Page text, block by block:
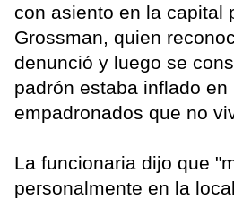
con asiento en la capital
Grossman, quien
denunció y luego se
padrón estaba inflado en
empadronados que no
La funcionaria dijo que
personalmente en la